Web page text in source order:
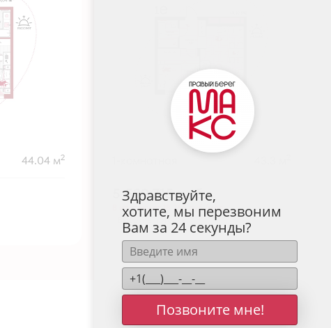
44.04 м2
5 539 715руб.
В ипотеку от 18 265 руб./мес.
Высокие потолки
+1
Здравствуйте,
хотите, мы перезвоним
Вам за 24 секунды?
Позвоните мне!